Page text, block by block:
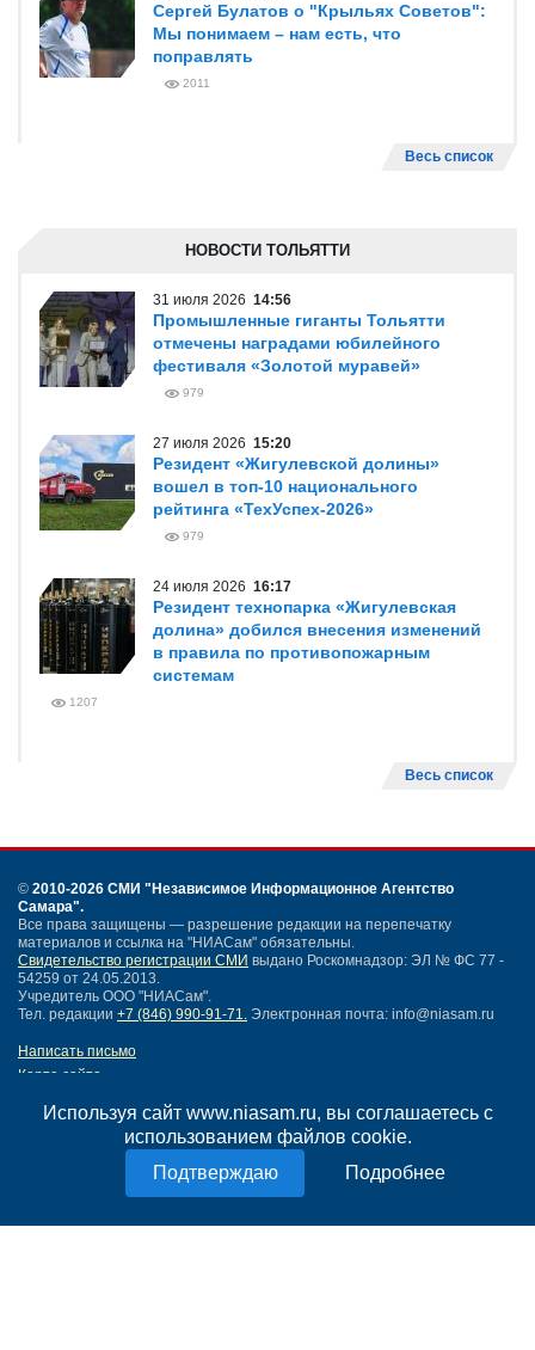
Используя сайт www.niasam.ru, вы соглашаетесь с
использованием файлов cookie.
Подробнее
Сергей Булатов о "Крыльях Советов":
Мы понимаем – нам есть, что
поправлять
2011
Весь список
НОВОСТИ ТОЛЬЯТТИ
31 июля 2026 14:56
Промышленные гиганты Тольятти
отмечены наградами юбилейного
фестиваля «Золотой муравей»
979
27 июля 2026 15:20
Резидент «Жигулевской долины»
вошел в топ-10 национального
рейтинга «ТехУспех-2026»
979
24 июля 2026 16:17
Резидент технопарка «Жигулевская
долина» добился внесения изменений
в правила по противопожарным
системам
1207
Весь список
© 2010-2026 СМИ "Независимое Информационное Агентство
Самара".
Все права защищены — разрешение редакции на перепечатку
материалов и ссылка на "НИАСам" обязательны.
Свидетельство регистрации СМИ выдано Роскомнадзор: ЭЛ № ФС 77 -
54259 от 24.05.2013.
Учредитель ООО "НИАСам".
Тел. редакции +7 (846) 990-91-71. Электронная почта: info@niasam.ru
Написать письмо
Карта сайта
Политика конфиденциальности
Согласие на обработку персональных данных